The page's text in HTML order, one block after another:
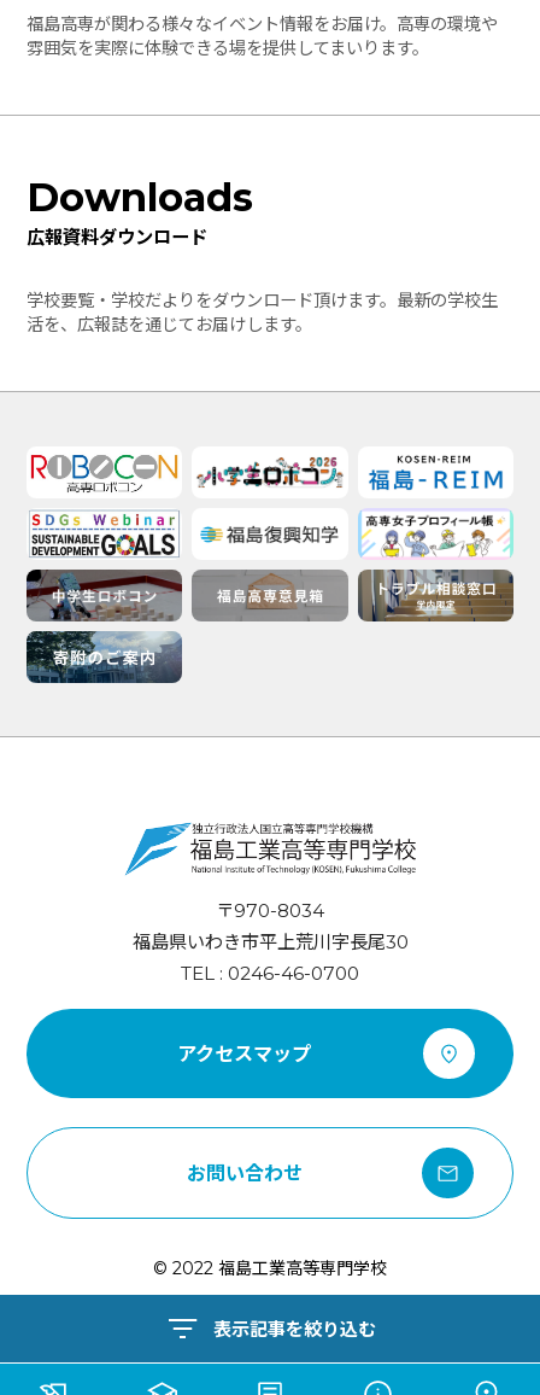
表示記事を絞り込む
福島高専が関わる様々なイベント情報をお届け。高専の環境や
雰囲気を実際に体験できる場を提供してまいります。
Downloads
広報資料ダウンロード
学校要覧・学校だよりをダウンロード頂けます。最新の学校生
活を、広報誌を通じてお届けします。
〒970-8034
福島県いわき市平上荒川字長尾30
TEL : 0246-46-0700
アクセスマップ
お問い合わせ
© 2022 福島工業高等専門学校